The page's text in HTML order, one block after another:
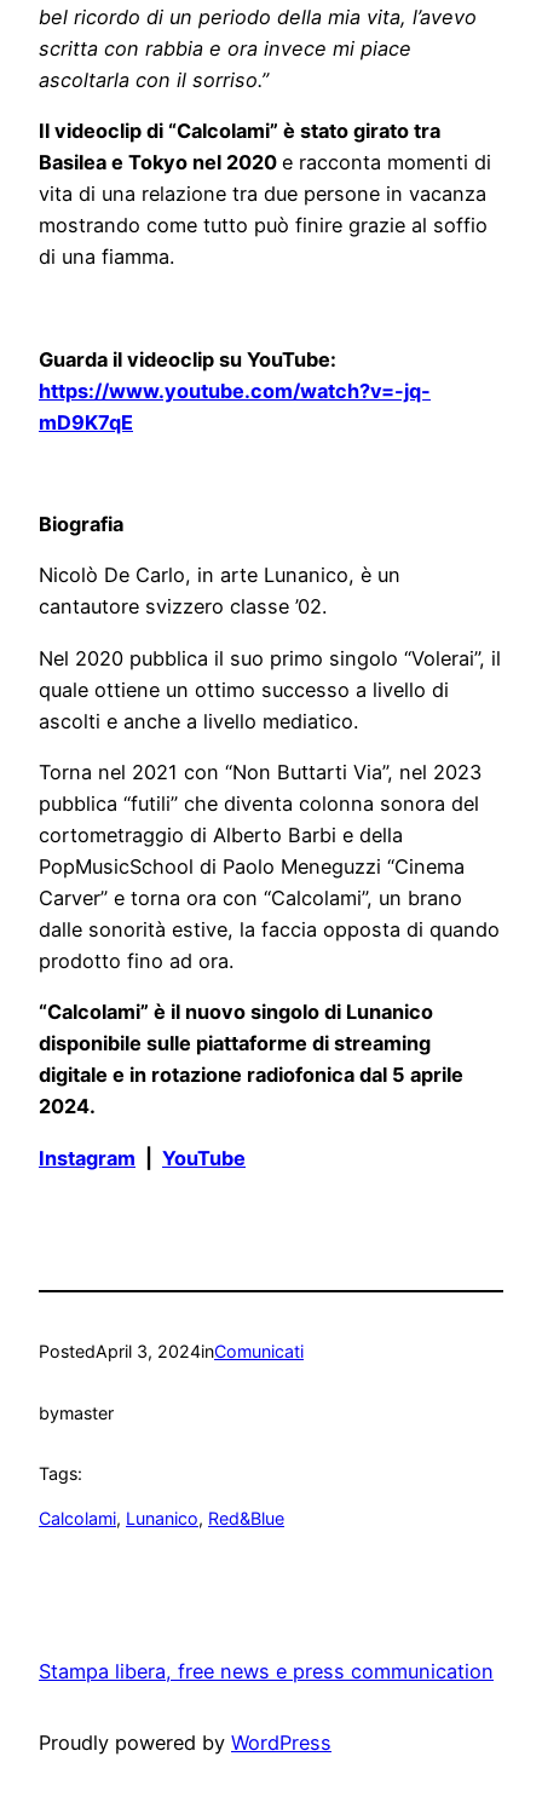
bel ricordo di un periodo della mia vita, l’avevo
scritta con rabbia e ora invece mi piace
ascoltarla con il sorriso.”
Il videoclip di “Calcolami” è stato girato tra
Basilea e Tokyo nel 2020 e racconta momenti di
vita di una relazione tra due persone in vacanza
mostrando come tutto può finire grazie al soffio
di una fiamma.
Guarda il videoclip su YouTube:
https://www.youtube.com/watch?v=-jq-
mD9K7qE
Biografia
Nicolò De Carlo, in arte Lunanico, è un
cantautore svizzero classe ’02.
Nel 2020 pubblica il suo primo singolo “Volerai”, il
quale ottiene un ottimo successo a livello di
ascolti e anche a livello mediatico.
Torna nel 2021 con “Non Buttarti Via”, nel 2023
pubblica “futili” che diventa colonna sonora del
cortometraggio di Alberto Barbi e della
PopMusicSchool di Paolo Meneguzzi “Cinema
Carver” e torna ora con “Calcolami”, un brano
dalle sonorità estive, la faccia opposta di quando
prodotto fino ad ora.
“Calcolami” è il nuovo singolo di Lunanico
disponibile sulle piattaforme di streaming
digitale e in rotazione radiofonica dal 5 aprile
2024.
Instagram YouTube
PostedApril 3, 2024inComunicati
bymaster
Tags:
Calcolami, Lunanico, Red&Blue
Stampa libera, free news e press communication
Proudly powered by WordPress